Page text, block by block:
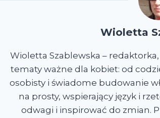
Wioletta
Wioletta Szablewska –
tematy ważne dla kobiet: od
osobisty i świadome budowanie
na prosty, wspierający język i
odwagi i inspirować do zmian.